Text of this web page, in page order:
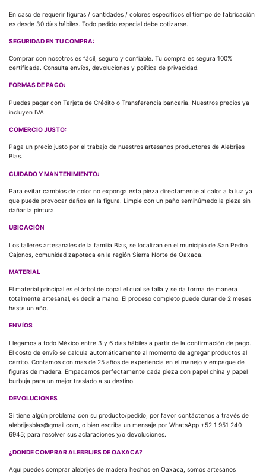
En caso de requerir figuras / cantidades / colores específicos el tiempo de fabricación
es desde 30 días hábiles. Todo pedido especial debe cotizarse.
SEGURIDAD EN TU COMPRA:
Comprar con nosotros es fácil, seguro y confiable. Tu compra es segura 100%
certificada. Consulta envíos, devoluciones y política de privacidad.
FORMAS DE PAGO:
Puedes pagar con Tarjeta de Crédito o Transferencia bancaria. Nuestros precios ya
incluyen IVA.
COMERCIO JUSTO:
Paga un precio justo por el trabajo de nuestros artesanos productores de Alebrijes
Blas.
CUIDADO Y MANTENIMIENTO:
Para evitar cambios de color no exponga esta pieza directamente al calor a la luz ya
que puede provocar daños en la figura. Limpie con un paño semihúmedo la pieza sin
dañar la pintura.
UBICACIÓN
Los talleres artesanales de la familia Blas, se localizan en el municipio de San Pedro
Cajonos, comunidad zapoteca en la región Sierra Norte de Oaxaca.
MATERIAL
El material principal es el árbol de copal el cual se talla y se da forma de manera
totalmente artesanal, es decir a mano. El proceso completo puede durar de 2 meses
hasta un año.
ENVÍOS
Llegamos a todo México entre 3 y 6 días hábiles a partir de la confirmación de pago.
El costo de envío se calcula automáticamente al momento de agregar productos al
carrito. Contamos con mas de 25 años de experiencia en el manejo y empaque de
figuras de madera. Empacamos perfectamente cada pieza con papel china y papel
burbuja para un mejor traslado a su destino.
DEVOLUCIONES
Si tiene algún problema con su producto/pedido, por favor contáctenos a través de
alebrijesblas@gmail.com, o bien escriba un mensaje por WhatsApp +52 1 951 240
6945; para resolver sus aclaraciones y/o devoluciones.
¿DONDE COMPRAR ALEBRIJES DE OAXACA?
Aquí puedes comprar alebrijes de madera hechos en Oaxaca, somos artesanos